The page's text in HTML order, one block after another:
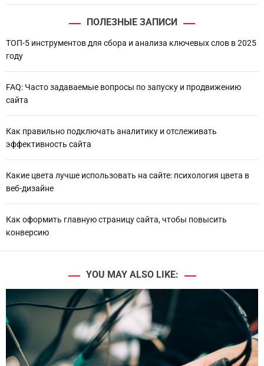
ПОЛЕЗНЫЕ ЗАПИСИ
ТОП-5 инструментов для сбора и анализа ключевых слов в 2025
году
FAQ: Часто задаваемые вопросы по запуску и продвижению
сайта
Как правильно подключать аналитику и отслеживать
эффективность сайта
Какие цвета лучше использовать на сайте: психология цвета в
веб-дизайне
Как оформить главную страницу сайта, чтобы повысить
конверсию
YOU MAY ALSO LIKE: